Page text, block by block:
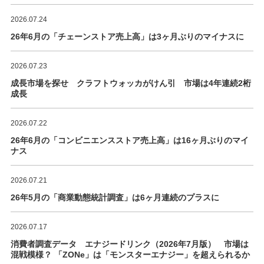
2026.07.24
26年6月の「チェーンストア売上高」は3ヶ月ぶりのマイナスに
2026.07.23
成長市場を探せ クラフトウォッカがけん引 市場は4年連続2桁
成長
2026.07.22
26年6月の「コンビニエンスストア売上高」は16ヶ月ぶりのマイ
ナス
2026.07.21
26年5月の「商業動態統計調査」は6ヶ月連続のプラスに
2026.07.17
消費者調査データ エナジードリンク（2026年7月版） 市場は
混戦模様？ 「ZONe」は「モンスターエナジー」を超えられるか